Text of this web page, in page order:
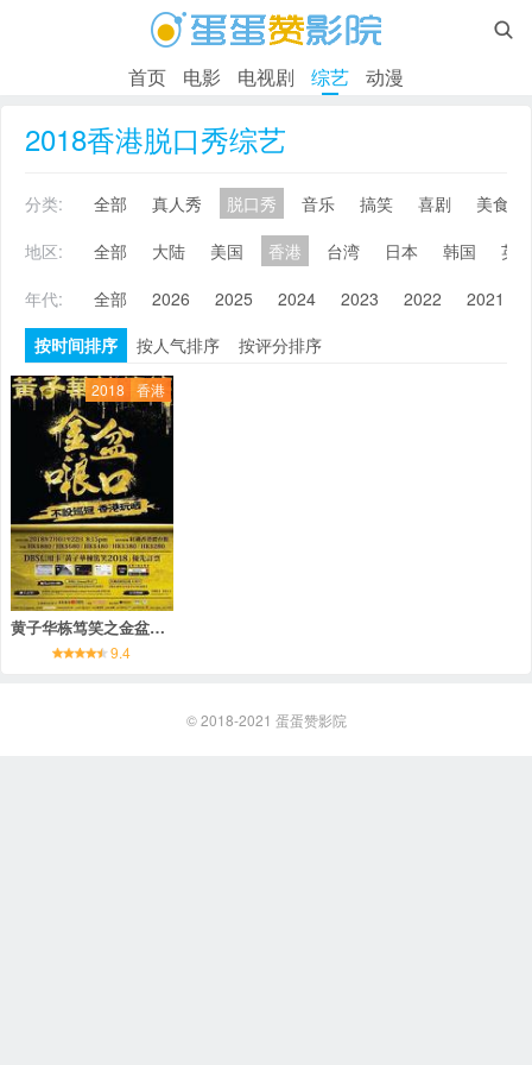

首页 电影 电视剧 综艺 动漫
2018香港脱口秀综艺
分类: 全部 真人秀 脱口秀 音乐 搞笑 喜剧
美食
地区:
全部 大陆 美国 香港 台湾 日本 韩国
英
年代:
全部 2026 2025 2024 2023 2022 2021
按时间排序
按人气排序 按评分排序
2018 香港
黄子华栋笃笑之金盆啷口
9.4
© 2018-2021 蛋蛋赞影院